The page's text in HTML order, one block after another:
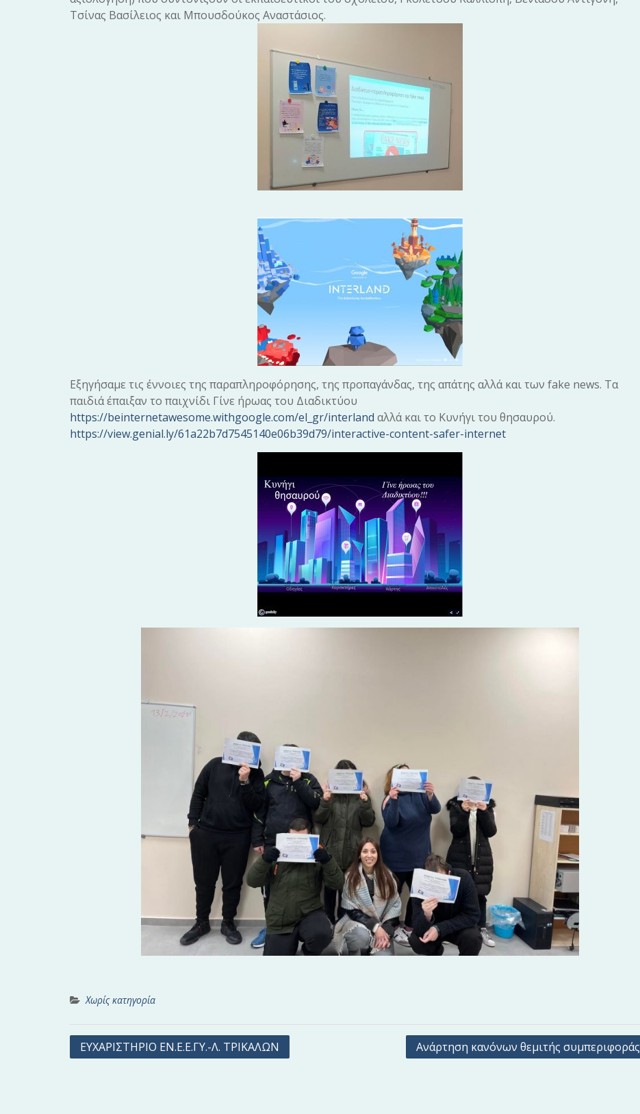
Τσίνας Βασίλειος και Μπουσδούκος Αναστάσιος.
Εξηγήσαμε τις έννοιες της παραπληροφόρησης, της προπαγάνδας, της απάτης αλλά και των fake news. Τα
παιδιά έπαιξαν το παιχνίδι Γίνε ήρωας του Διαδικτύου
https://beinternetawesome.withgoogle.com/el_gr/interland αλλά και το Κυνήγι του θησαυρού.
https://view.genial.ly/61a22b7d7545140e06b39d79/interactive-content-safer-internet
Χωρίς κατηγορία
ΕΥΧΑΡΙΣΤΗΡΙΟ ΕΝ.Ε.Ε.ΓΥ.-Λ. ΤΡΙΚΑΛΩΝ Ανάρτηση κανόνων θεμιτής συμπεριφοράς